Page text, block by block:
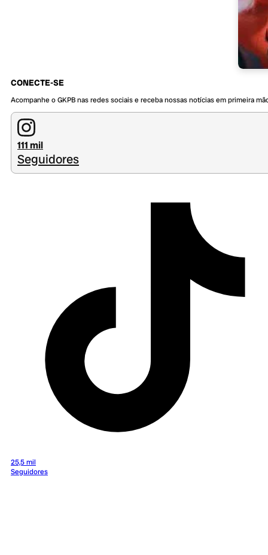
CONECTE-SE
Acompanhe o GKPB nas redes sociais e receba nossas notícias em primeira
111 mil
Seguidores
25,5 mil
Seguidores